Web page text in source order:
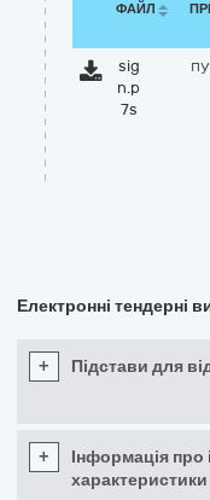
ФАЙЛ
sig
n.p
7s
Електронні тендерні
+ Підстави для
+
Інформація про